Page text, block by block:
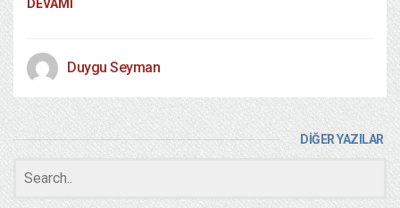
DEVAMI
Duygu Seyman
DİĞER YAZILAR